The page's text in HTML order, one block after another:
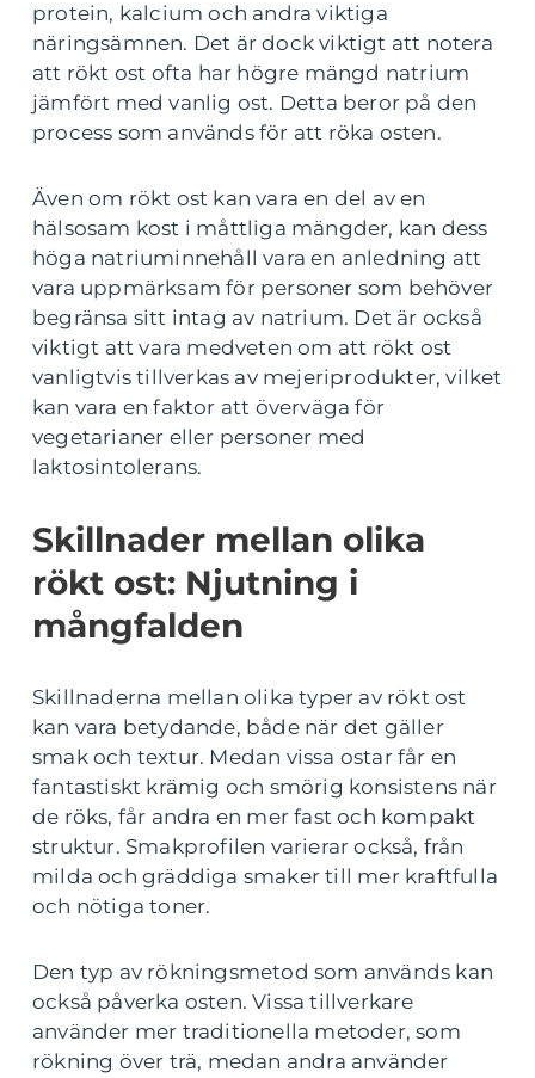
protein, kalcium och andra viktiga
näringsämnen. Det är dock viktigt att notera
att rökt ost ofta har högre mängd natrium
jämfört med vanlig ost. Detta beror på den
process som används för att röka osten.
Även om rökt ost kan vara en del av en
hälsosam kost i måttliga mängder, kan dess
höga natriuminnehåll vara en anledning att
vara uppmärksam för personer som behöver
begränsa sitt intag av natrium. Det är också
viktigt att vara medveten om att rökt ost
vanligtvis tillverkas av mejeriprodukter, vilket
kan vara en faktor att överväga för
vegetarianer eller personer med
laktosintolerans.
Skillnader mellan olika
rökt ost: Njutning i
mångfalden
Skillnaderna mellan olika typer av rökt ost
kan vara betydande, både när det gäller
smak och textur. Medan vissa ostar får en
fantastiskt krämig och smörig konsistens när
de röks, får andra en mer fast och kompakt
struktur. Smakprofilen varierar också, från
milda och gräddiga smaker till mer kraftfulla
och nötiga toner.
Den typ av rökningsmetod som används kan
också påverka osten. Vissa tillverkare
använder mer traditionella metoder, som
rökning över trä, medan andra använder